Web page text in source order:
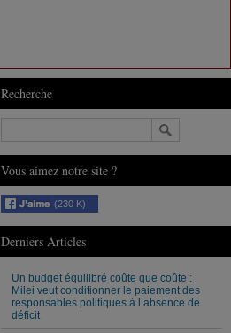
Recherche
Vous aimez notre site ?
(230 K)
Derniers Articles
Un budget équilibré coûte que coûte :
Milei veut conditionner le paiement des
responsables politiques à l’absence de
déficit